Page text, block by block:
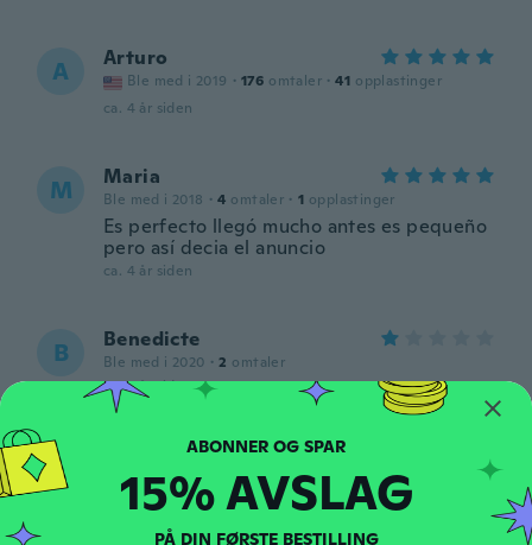
A Arturo
Ble med i 2019 · 176 omtaler · 41 opplastinger
ca. 4 år siden
M Maria
Ble med i 2018 · 4 omtaler · 1 opplastinger
Es perfecto llegó mucho antes es pequeño
pero así decia el anuncio
ca. 4 år siden
B Benedicte
Ble med i 2020 · 2 omtaler
ca. 4 år siden
J Ble med i 2021
omtaler
ca. 4 år siden
15% AVSLAG
PÅ DIN FØRSTE BESTILLING